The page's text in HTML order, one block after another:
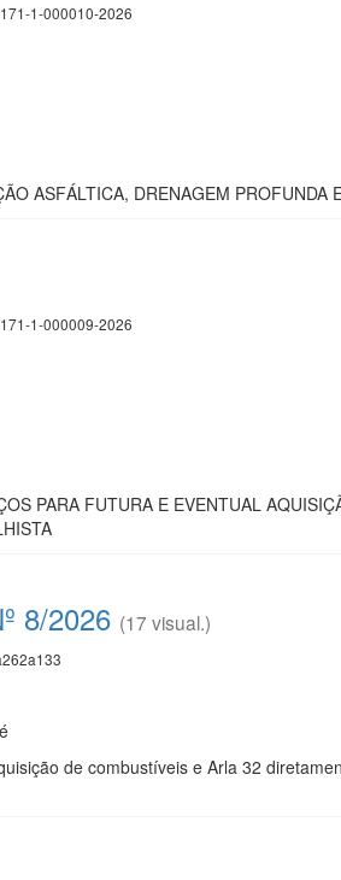
1-000010-2026
ASFÁLTICA, DRENAGEM
1-000009-2026
PARA FUTURA E EVENTUAL
8/2026 (17 visual.)
de combustíveis e Arla 32